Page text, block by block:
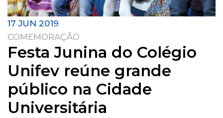
17 JUN 2019
COMEMORAÇÃO
Festa Junina do Colégio
Unifev reúne grande
público na Cidade
Universitária